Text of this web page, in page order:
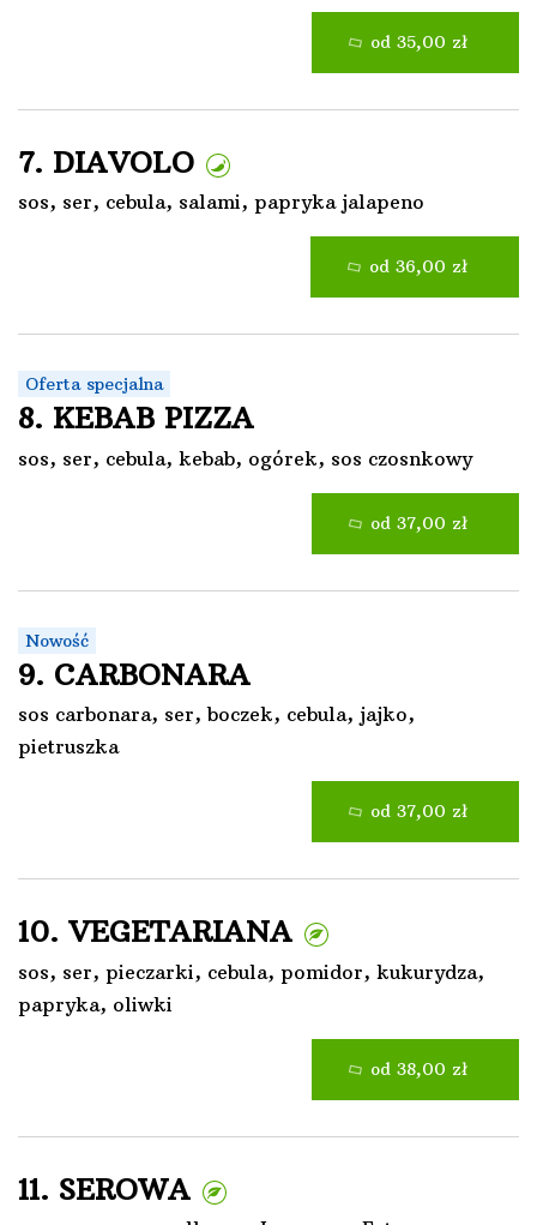
7. DIAVOLO
sos, ser, cebula, salami, papryka jalapeno
Oferta specjalna
8. KEBAB PIZZA
sos, ser, cebula, kebab, ogórek, sos czosnkowy
Nowość
9. CARBONARA
sos carbonara, ser, boczek, cebula, jajko,
pietruszka
10. VEGETARIANA
sos, ser, pieczarki, cebula, pomidor, kukurydza,
papryka, oliwki
11. SEROWA